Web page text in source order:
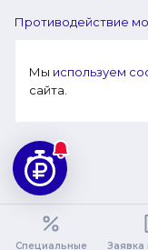
Специальные Заявка
Противодействие
Мы используем
сайта.